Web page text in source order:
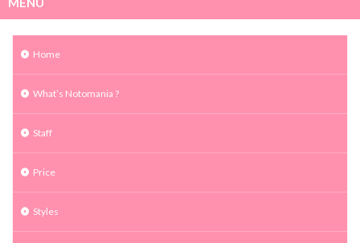
Home
What’s Notomania ?
Staff
Price
Styles